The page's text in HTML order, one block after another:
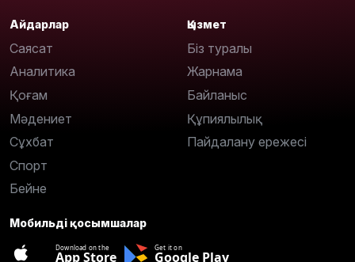
Айдарлар
Саясат
Аналитика
Қоғам
Мәдениет
Сұхбат
Спорт
Бейне
Қызмет
Біз туралы
Жарнама
Байланыс
Құпиялылық
Пайдалану ережесі
Мобильді қосымшалар
Download on the
App Store
Get it on
Google Play